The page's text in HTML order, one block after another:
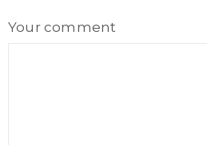
Your comment